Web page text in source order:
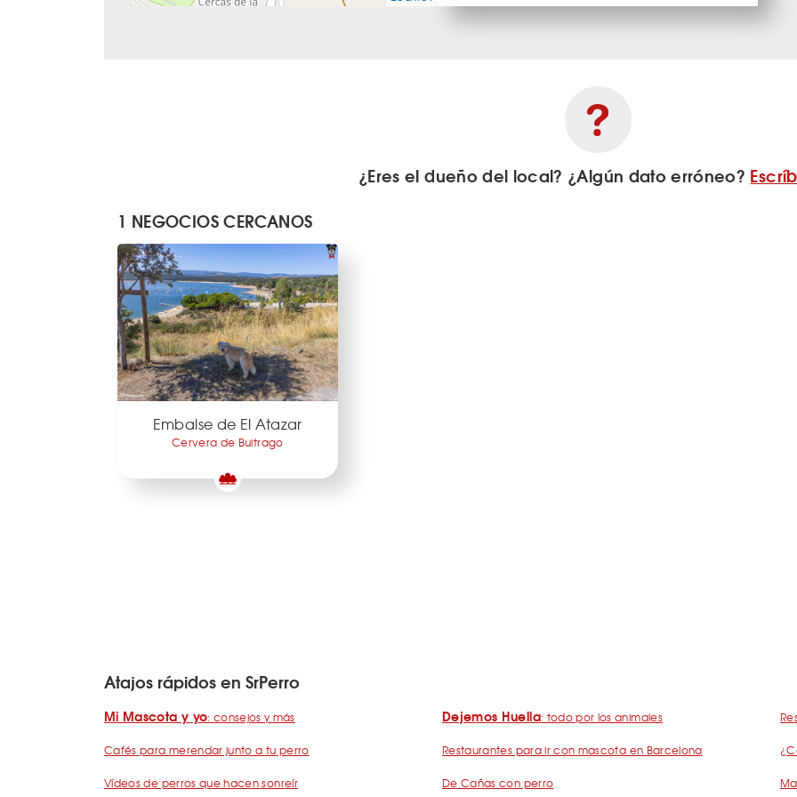
¿Eres el dueño del local? ¿Algún dato erróneo?
1 NEGOCIOS CERCANOS
Embalse de El Atazar
Cervera de Buitrago
Atajos rápidos en SrPerro
Mi Mascota y yo: consejos y más
Cafés para merendar junto a tu perro
Vídeos de perros que hacen sonreír
Dejemos Huella: todo por los animales
Restaurantes para ir con mascota en Barcelona
De Cañas con perro